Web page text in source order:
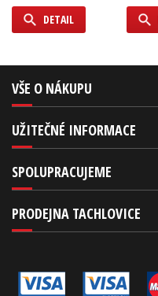
DETAIL
VŠE O NÁKUPU
UŽITEČNÉ INFORMACE
SPOLUPRACUJEME
PRODEJNA TACHLOVICE